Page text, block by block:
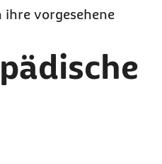
vorgesehene